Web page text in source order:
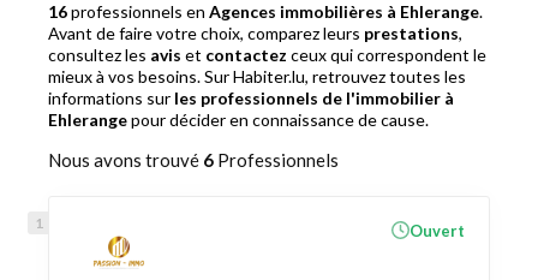
16professionnels en Agences immobilières à Ehlerange.
Avant de faire votre choix, comparez leurs prestations,
consultez les avis et contactez ceux qui correspondent le
mieux à vos besoins. Sur Habiter.lu, retrouvez toutes les
informations sur les professionnels de l'immobilier à
Ehlerangepour décider en connaissance de cause.
Nous avons trouvé 6 Professionnels
Ouvert